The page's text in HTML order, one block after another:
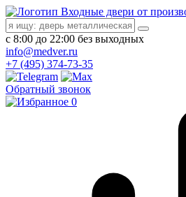
Входные двери от
с 8:00 до 22:00 без выходных
info@medver.ru
+7 (495) 374-73-35
Обратный звонок
0